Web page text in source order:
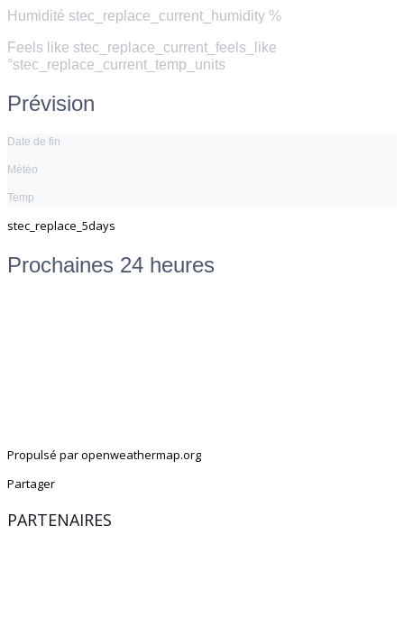
Humidité stec_replace_current_humidity %
Feels like stec_replace_current_feels_like
°stec_replace_current_temp_units
Prévision
Date de fin
Météo
Temp
stec_replace_5days
Prochaines 24 heures
Propulsé par openweathermap.org
Partager
PARTENAIRES